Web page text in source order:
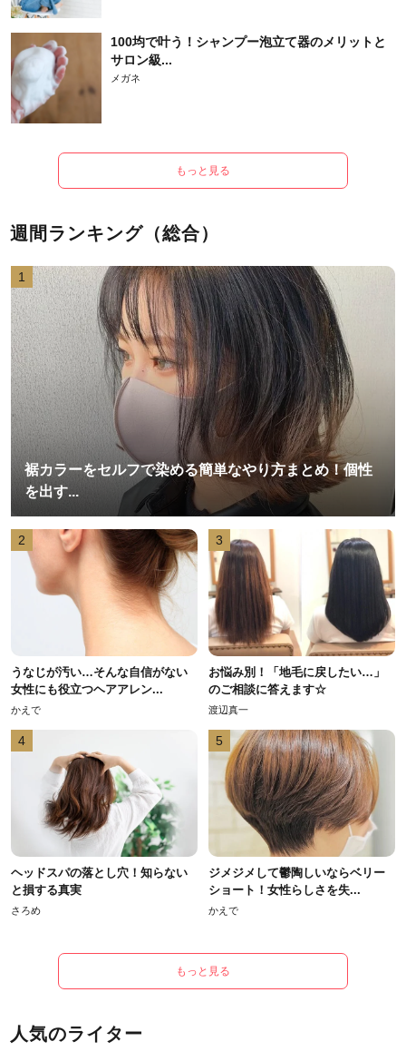
100均で叶う！シャンプー泡立て器のメリットと
サロン級...
メガネ
もっと見る
週間ランキング（総合）
1
裾カラーをセルフで染める簡単なやり方まとめ！個性
を出す...
2
うなじが汚い…そんな自信がない
女性にも役立つヘアアレン...
かえで
3
お悩み別！「地毛に戻したい…」
のご相談に答えます☆
渡辺真一
4
ヘッドスパの落とし穴！知らない
と損する真実
さろめ
5
ジメジメして鬱陶しいならベリー
ショート！女性らしさを失...
かえで
もっと見る
人気のライター